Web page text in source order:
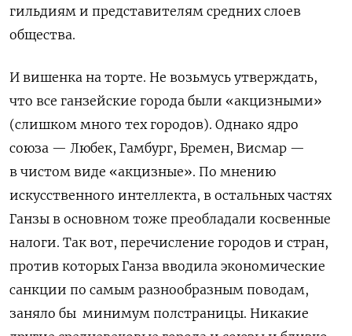
гильдиям и представителям средних слоев
общества.
И вишенка на торте. Не возьмусь утверждать,
что все ганзейские города были «акцизными»
(слишком много тех городов). Однако ядро
союза — Любек, Гамбург, Бремен, Висмар —
в чистом виде «акцизные». По мнению
искусственного интеллекта, в остальных частях
Ганзы в основном тоже преобладали косвенные
налоги. Так вот, перечисление городов и стран,
против которых Ганза вводила экономические
санкции по самым разнообразным поводам,
заняло бы минимум полстраницы. Никакие